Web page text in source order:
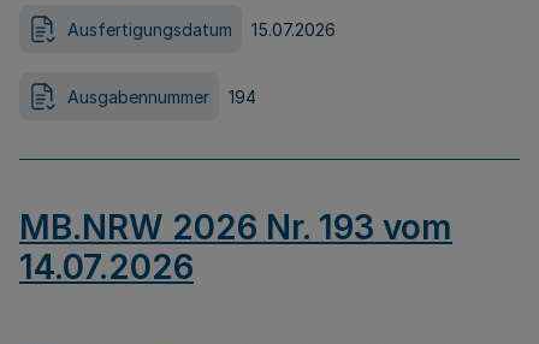
Ausfertigungsdatum 15.07.2026
Ausgabennummer 194
MB.NRW 2026 Nr. 193 vom
14.07.2026